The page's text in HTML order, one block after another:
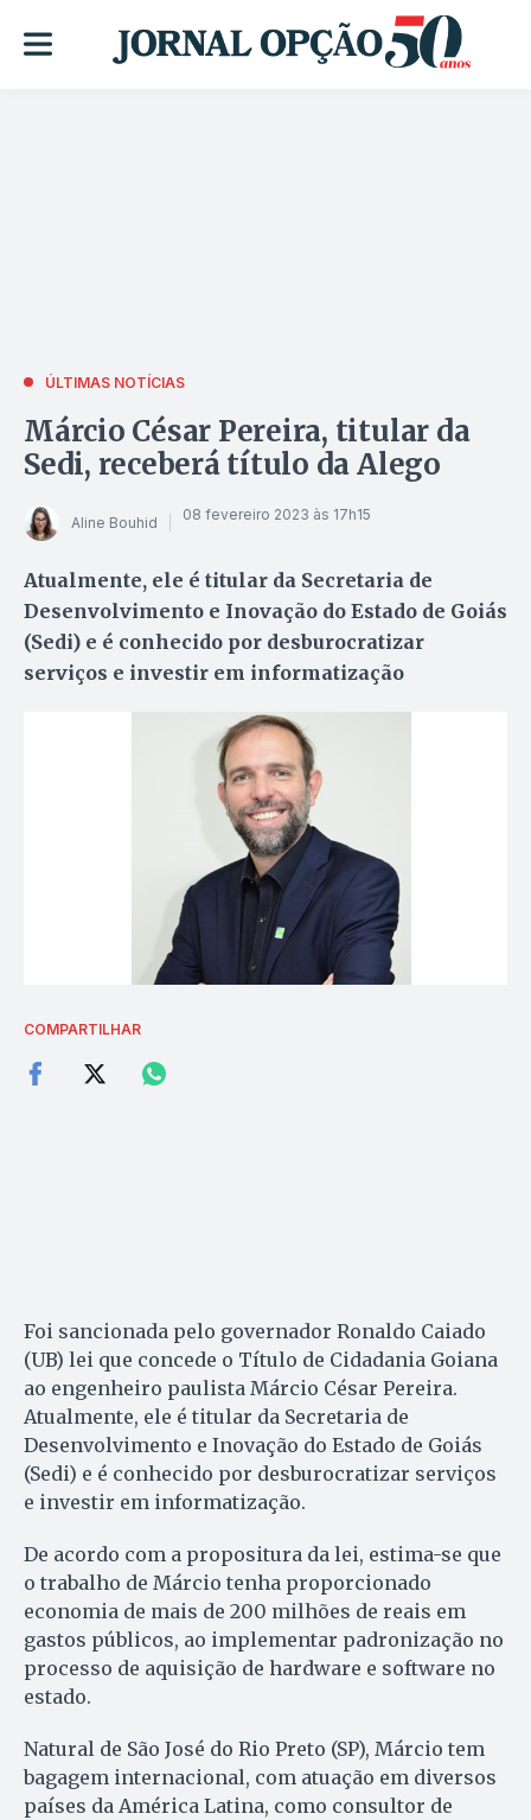
ÚLTIMAS NOTÍCIAS
Márcio César Pereira, titular da
Sedi, receberá título da Alego
Aline Bouhid 08 fevereiro 2023 às 17h15
Atualmente, ele é titular da Secretaria de
Desenvolvimento e Inovação do Estado de Goiás
(Sedi) e é conhecido por desburocratizar
serviços e investir em informatização
COMPARTILHAR
Foi sancionada pelo governador Ronaldo Caiado
(UB) lei que concede o Título de Cidadania Goiana
ao engenheiro paulista Márcio César Pereira.
Atualmente, ele é titular da Secretaria de
Desenvolvimento e Inovação do Estado de Goiás
(Sedi) e é conhecido por desburocratizar serviços
e investir em informatização.
De acordo com a propositura da lei, estima-se que
o trabalho de Márcio tenha proporcionado
economia de mais de 200 milhões de reais em
gastos públicos, ao implementar padronização no
processo de aquisição de hardware e software no
estado.
Natural de São José do Rio Preto (SP), Márcio tem
bagagem internacional, com atuação em diversos
países da América Latina, como consultor de